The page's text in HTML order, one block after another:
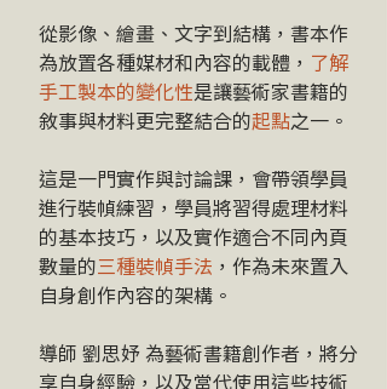
從影像、繪畫、文字到結構，書本作
為放置各種媒材和內容的載體， 了解
手工製本的變化性是讓藝術家書籍的
敘事與材料更完整結合的起點之一。
這是一門實作與討論課，會帶領學員
進行裝幀練習，學員將習得處理材料
的基本技巧，以及實作適合不同內頁
數量的三種裝幀手法 ，作為未來置入
自身創作內容的架構。
導師 劉思妤 為藝術書籍創作者，將分
享自身經驗，以及當代使用這些技術